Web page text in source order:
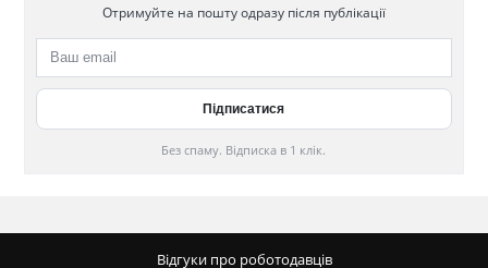
Отримуйте на пошту одразу після публікації
Без спаму. Відписка в 1 клік.
Відгуки про роботодавців